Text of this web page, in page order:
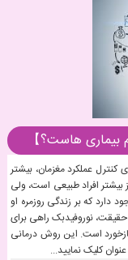
بیماری هاست؟】
عملکرد مغزمان، بیشتر
بیشتر افراد طبیعی است، ولی
دارد که بر زندگی روزمره او
نوروفیدبک راهی برای
است. این روش درمانی
کلیک نمایید...